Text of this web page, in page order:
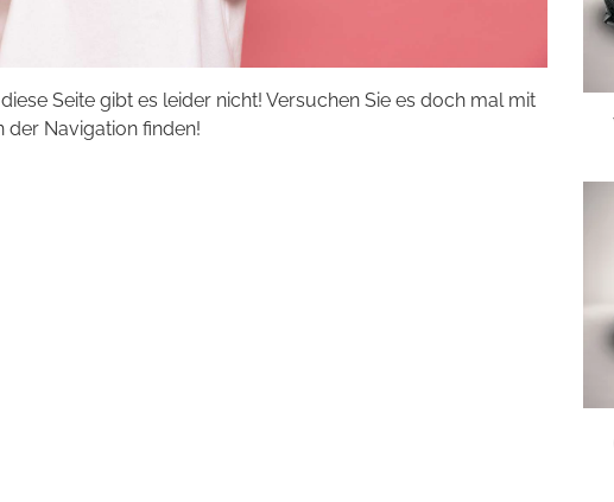
Seite gibt es leider nicht! Versuchen Sie es doch mal mit
der Navigation finden!